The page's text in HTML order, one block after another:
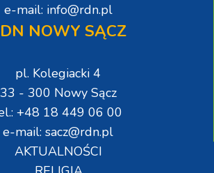
e-mail: info@rdn.pl
NOWY SĄCZ
pl. Kolegiacki 4
33 - 300 Nowy Sącz
+48 18 449 06 00
e-mail: sacz@rdn.pl
AKTUALNOŚCI